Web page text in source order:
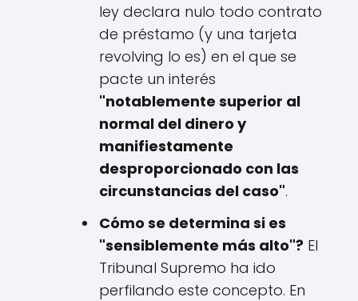
ley declara nulo todo contrato
de préstamo (y una tarjeta
revolving lo es) en el que se
pacte un interés
"notablemente superior al
normal del dinero y
manifiestamente
desproporcionado con las
circunstancias del caso".
Cómo se determina si es
"sensiblemente más alto"? El
Tribunal Supremo ha ido
perfilando este concepto. En